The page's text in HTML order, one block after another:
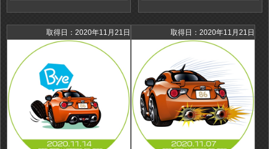
取得日：2020年11月21日 取得日：2020年11月21日